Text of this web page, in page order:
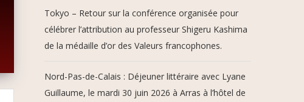
Tokyo – Retour sur la conférence organisée pour
célébrer l’attribution au professeur Shigeru Kashima
de la médaille d’or des Valeurs francophones.
Nord-Pas-de-Calais : Déjeuner littéraire avec Lyane
Guillaume, le mardi 30 juin 2026 à Arras à l’hôtel de